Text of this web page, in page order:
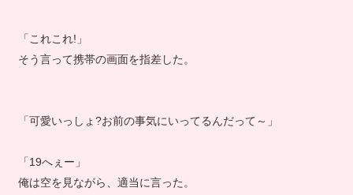
「これこれ!」
そう言って携帯の画面を指差した。
「可愛いっしょ?お前の事気にいってるんだって～」
「19へぇー」
俺は空を見ながら、適当に言った。